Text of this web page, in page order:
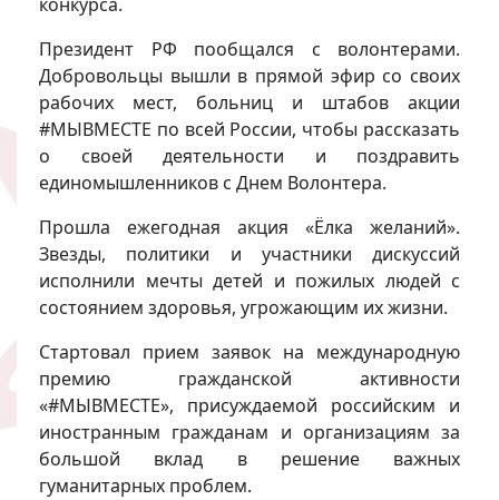
Президент РФ пообщался с волонтерами.
Добровольцы вышли в прямой эфир со своих
рабочих мест, больниц и штабов акции
#МЫВМЕСТЕ по всей России, чтобы рассказать
о своей деятельности и поздравить
единомышленников с Днем Волонтера.
Прошла ежегодная акция «Ёлка желаний».
Звезды, политики и участники дискуссий
исполнили мечты детей и пожилых людей с
состоянием здоровья, угрожающим их жизни.
Стартовал прием заявок на международную
премию гражданской активности
«#МЫВМЕСТЕ», присуждаемой российским и
иностранным гражданам и организациям за
большой вклад в решение важных
гуманитарных проблем.